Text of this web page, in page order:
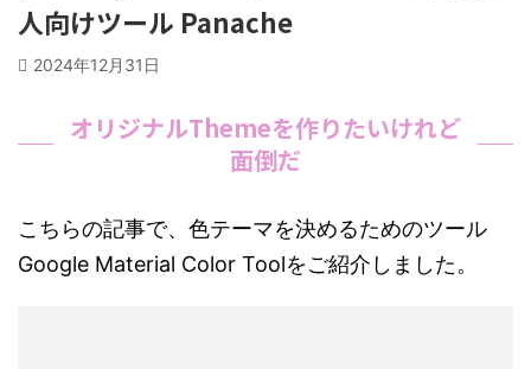
人向けツール Panache
2024年12月31日
オリジナルThemeを作りたいけれど
面倒だ
こちらの記事で、色テーマを決めるためのツール
Google Material Color Toolをご紹介しました。